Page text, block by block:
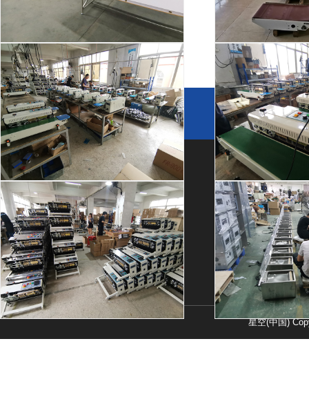
热收缩包装速度和包装效果有紧密的关系
购买机械产品时，质量和服务同等重要。这是每个认识我
他们说的话。不要说价格多低，也不要跟我说哪个机械设
厂房车间 厂
封口机生产 封口
单室真
友情链接
链接申请 +
关于我们
公司简介
厂房设备
荣誉资质
合作伙伴
产品中心
自动封箱机
自动开箱机
自动打包机
查看更多>>
快速链接
应用案例
星空(中国)
星空(中国)
常见问题
星空(中国)